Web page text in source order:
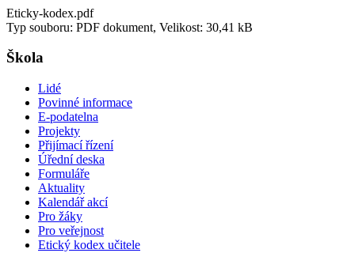
Eticky-kodex.pdf
Typ souboru: PDF dokument, Velikost: 30,41 kB
Škola
Lidé
Povinné informace
E-podatelna
Projekty
Přijímací řízení
Úřední deska
Formuláře
Aktuality
Kalendář akcí
Pro žáky
Pro veřejnost
Etický kodex učitele